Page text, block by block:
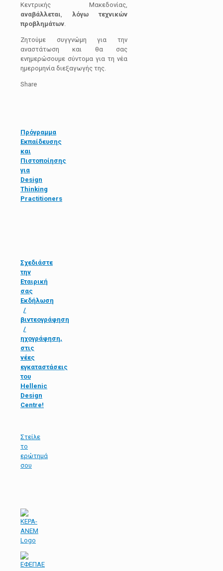
Κεντρικής Μακεδονίας,
αναβάλλεται,λόγω τεχνικών
προβλημάτων.
Ζητούμε συγγνώμη για την
αναστάτωση και θα σας
ενημερώσουμε σύντομα για τη νέα
ημερομηνία διεξαγωγής της.
Share
Πρόγραμμα
Εκπαίδευσης
και
Πιστοποίησης
για
Design
Thinking
Practitioners
Σχεδιάστε
την
Εταιρική
σας
Εκδήλωση
/
βιντεογράφηση
/
ηχογράφηση,
στις
νέες
εγκαταστάσεις
του
Hellenic
Design
Centre!
Στείλε
τo
ερώτημά
σου